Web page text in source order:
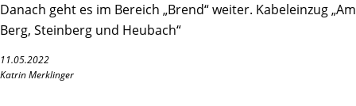
Danach geht es im Bereich „Brend“ weiter. Kabeleinzug „Am
Berg, Steinberg und Heubach“
11.05.2022
Katrin Merklinger